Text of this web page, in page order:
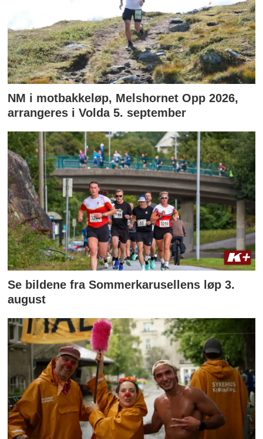
NM i motbakkeløp, Melshornet Opp 2026,
arrangeres i Volda 5. september
Se bildene fra Sommerkarusellens løp 3.
august